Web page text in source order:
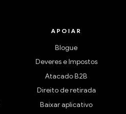
APOIAR
Blogue
Deveres e Impostos
Atacado B2B
Direito de retirada
Baixar aplicativo